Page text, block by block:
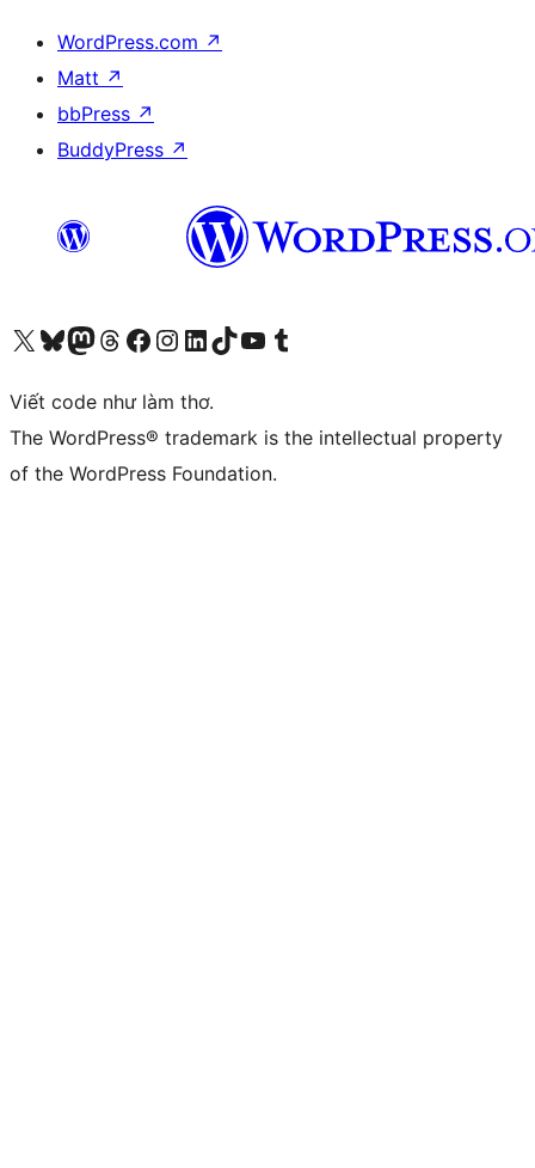
WordPress.com ↗
Matt ↗
bbPress ↗
BuddyPress ↗
Truy cập tài khoản X (trước đây là Twitter) của chúng tôiVisit our Bluesky account
Visit our Mastodon account
Visit our Threads account
Xem trang Facebook của chúng tôiTruy cập tài khoản Instagram của chúng tôiTruy cập tài khoản LinkedIn của chúng tôiVisit our TikTok account
Truy cập kênh YouTube của chúng tôi Visit our Tumblr account
Viết code như làm thơ.
The WordPress® trademark is the intellectual property
of the WordPress Foundation.